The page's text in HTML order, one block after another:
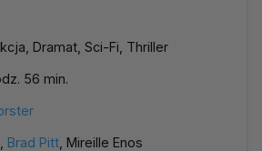
Dramat, Sci-Fi, Thriller
56 min.
Brad Pitt , Mireille Enos